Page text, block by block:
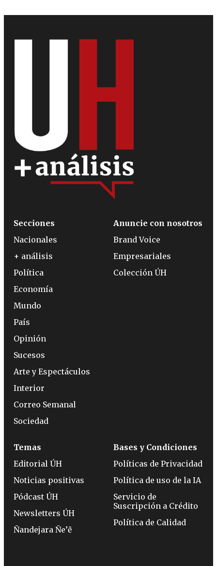
Secciones
Nacionales
+ análisis
Política
Economía
Mundo
País
Opinión
Sucesos
Arte y Espectáculos
Interior
Correo Semanal
Sociedad
Anuncie con nosotros
Brand Voice
Empresariales
Colección ÚH
Temas
Editorial ÚH
Noticias positivas
Pódcast ÚH
Newsletters ÚH
Ñandejara Ñe’ẽ
Bases y Condiciones
Políticas de Privacidad
Política de uso de la IA
Servicio de
Suscripción a Crédito
Política de Calidad